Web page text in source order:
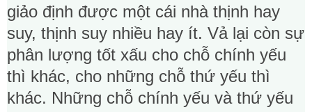
giảo định được một cái nhà thịnh hay
suy, thịnh suy nhiều hay ít. Vả lại còn sự
phân lượng tốt xấu cho chỗ chính yếu
thì khác, cho những chỗ thứ yếu thì
khác. Những chỗ chính yếu và thứ yếu